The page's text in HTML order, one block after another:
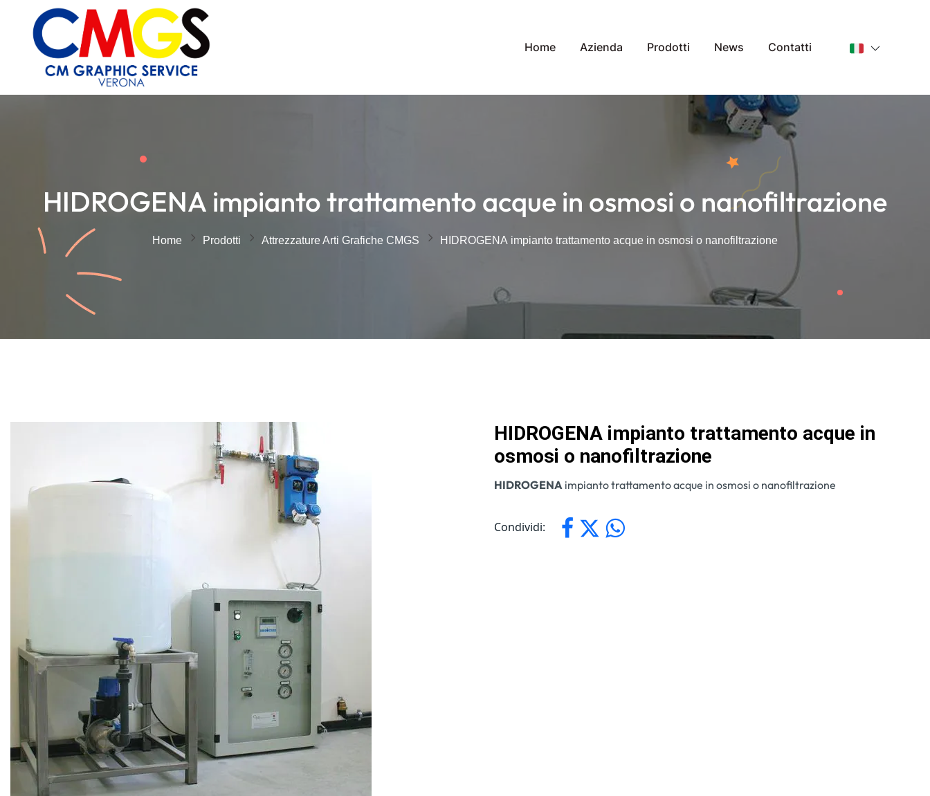
Home Azienda Prodotti News Contatti
HIDROGENA impianto trattamento acque in osmosi o nanofiltrazione
Home Prodotti Attrezzature Arti Grafiche CMGS HIDROGENA impianto trattamento acque in osmosi o nanofiltrazione
HIDROGENA impianto trattamento acque in
osmosi o nanofiltrazione
HIDROGENA impianto trattamento acque in osmosi o nanofiltrazione
Condividi: